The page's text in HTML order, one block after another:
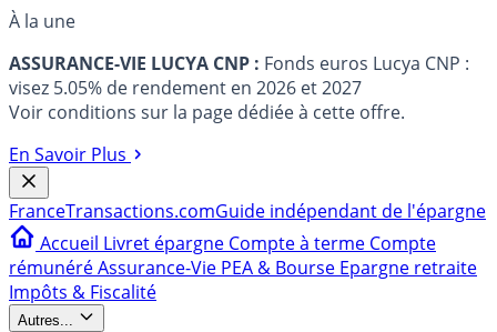
À la une
ASSURANCE-VIE LUCYA CNP : Fonds euros Lucya CNP :
visez 5.05% de rendement en 2026 et 2027
Voir conditions sur la page dédiée à cette offre.
En Savoir Plus
FranceTransactions.comGuide indépendant de l'épargne
Accueil Livret épargne Compte à terme Compte
rémunéréAssurance-Vie PEA & Bourse Epargne retraite
Impôts & Fiscalité
Autres...